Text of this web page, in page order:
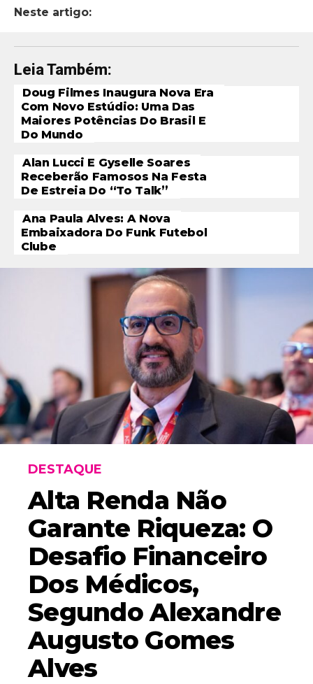
Neste artigo:
Leia Também:
Doug Filmes Inaugura Nova Era
Com Novo Estúdio: Uma Das
Maiores Potências Do Brasil E
Do Mundo
Alan Lucci E Gyselle Soares
Receberão Famosos Na Festa
De Estreia Do “To Talk”
Ana Paula Alves: A Nova
Embaixadora Do Funk Futebol
Clube
DESTAQUE
Alta Renda Não
Garante Riqueza: O
Desafio Financeiro
Dos Médicos,
Segundo Alexandre
Augusto Gomes
Alves